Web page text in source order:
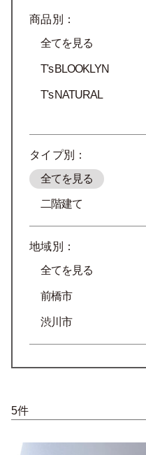
商品別：
全てを見る
T's BLOOKLYN
T's NATURAL
タイプ別：
全てを見る
二階建て
地域別：
全てを見る
前橋市
渋川市
5件